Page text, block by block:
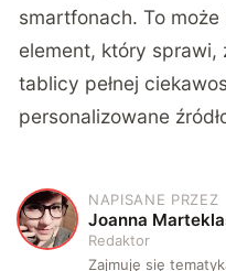
smartfonach. To
element, który sprawi,
tablicy pełnej
personalizowane
J
NAPISANE PRZEZ
Joanna
Redaktor
Zajmuję się